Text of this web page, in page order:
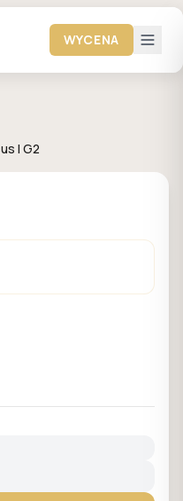
WYCENA
I G2